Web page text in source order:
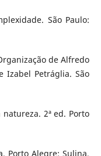
São Paulo:
de Alfredo
Izabel Petráglia. São
2ª ed. Porto
Porto Alegre: Sulina,